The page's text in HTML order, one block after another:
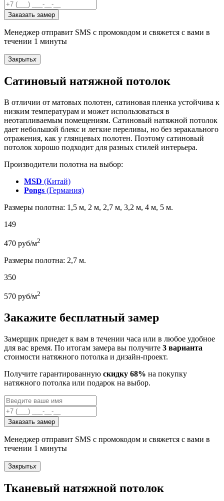
Заказать замер
Менеджер отправит SMS с промокодом и свяжется с вами в
течении 1 минуты
Закрытьx
Сатиновый натяжной потолок
В отличии от матовых полотен, сатиновая пленка устойчива к
низким температурам и может использоваться в
неотапливаемым помещениям. Сатиновый натяжной потолок
дает небольшой блекс и легкие переливы, но без зеракального
отражения, как у глянцевых полотен. Поэтому сатиновый
потолок хорошо подходит для разных стилей интерьера.
Производители полотна на выбор:
MSD (Китай)
Pongs (Германия)
Размеры полотна: 1,5 м, 2 м, 2,7 м, 3,2 м, 4 м, 5 м.
149
470 руб/м2
Размеры полотна: 2,7 м.
350
570 руб/м2
Закажите бесплатный замер
Замерщик приедет к вам в течении часа или в любое удобное
для вас время. По итогам замера вы получите 3 варианта
стоимости натяжного потолка и дизайн-проект.
Получите гарантированную скидку 68% на покупку
натяжного потолка или подарок на выбор.
Заказать замер
Менеджер отправит SMS с промокодом и свяжется с вами в
течении 1 минуты
Закрытьx
Тканевый натяжной потолок